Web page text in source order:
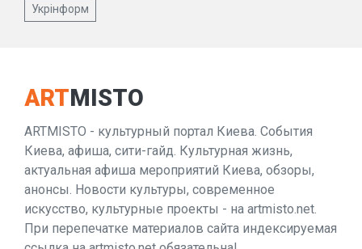
Укрінформ
ARTMISTO
ARTMISTO - культурный портал Киева. События
Киева, афиша, сити-гайд. Культурная жизнь,
актуальная афиша мероприятий Киева, обзоры,
анонсы. Новости культуры, современное
искусство, культурные проекты - на artmisto.net.
При перепечатке материалов сайта индексируемая